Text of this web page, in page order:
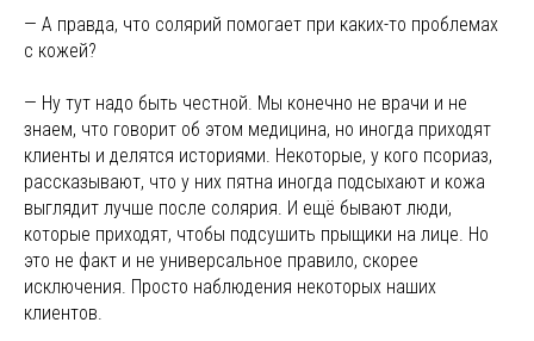
— А правда, что солярий помогает при каких-то проблемах
с кожей?
— Ну тут надо быть честной. Мы конечно не врачи и не
знаем, что говорит об этом медицина, но иногда приходят
клиенты и делятся историями. Некоторые, у кого псориаз,
рассказывают, что у них пятна иногда подсыхают и кожа
выглядит лучше после солярия. И ещё бывают люди,
которые приходят, чтобы подсушить прыщики на лице. Но
это не факт и не универсальное правило, скорее
исключения. Просто наблюдения некоторых наших
клиентов.